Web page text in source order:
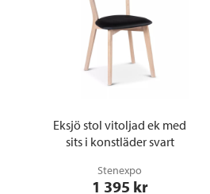
Eksjö stol vitoljad ek med
sits i konstläder svart
Stenexpo
1 395 kr